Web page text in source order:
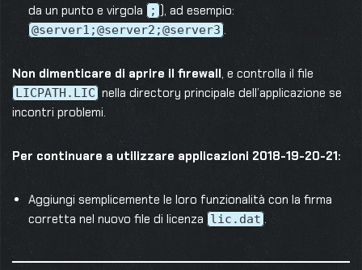
da un punto e virgola
; ), ad esempio:
@server1;@server2;@server3 .
Non dimenticare di aprire il firewall, e controlla il file
LICPATH.LIC nella directory principale dell’applicazione se
incontri problemi.
Per continuare a utilizzare applicazioni 2018-19-20-21:
Aggiungi semplicemente le loro funzionalità con la firma
corretta nel nuovo file di licenza lic.dat .